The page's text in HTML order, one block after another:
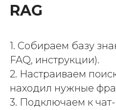
RAG
1. Собираем базу
FAQ, инструкции).
2. Настраиваем
находил нужные
3. Подключаем к